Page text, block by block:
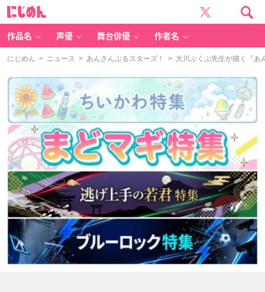
作品名 声優 舞台俳優 作者名
にじめん > ニュース > あんさんぶるスターズ！ > 大川ぶくぶ先生が描く『あ